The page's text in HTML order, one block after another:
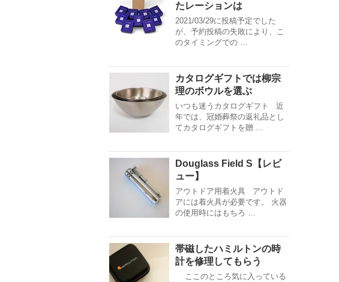
たレーションは
2021/03/29に投稿予定でした
が、予約投稿の失敗により、こ
のタイミングでの …
カタログギフトでは柳宗
理のボウルを選ぶ
いつも迷うカタログギフト 近
年では、冠婚葬祭の返礼品とし
てカタログギフトを贈 …
Douglass Field S【レビ
ュー】
アウトドア用着火具 アウトド
アには着火具が必要です。 火器
の使用時にはもちろ …
帯磁したハミルトンの時
計を修理してもらう
ここのところ気に入っている